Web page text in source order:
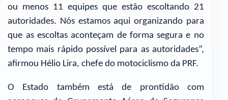
ou menos 11 equipes que estão escoltando 21
autoridades. Nós estamos aqui organizando para
que as escoltas aconteçam de forma segura e no
tempo mais rápido possível para as autoridades”,
afirmou Hélio Lira, chefe do motociclismo da PRF.
O Estado também está de prontidão com